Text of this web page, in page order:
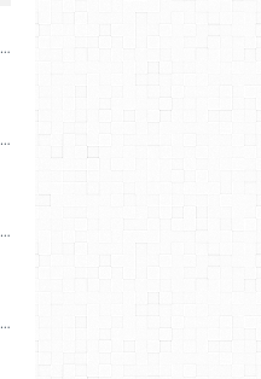
…
…
…
…